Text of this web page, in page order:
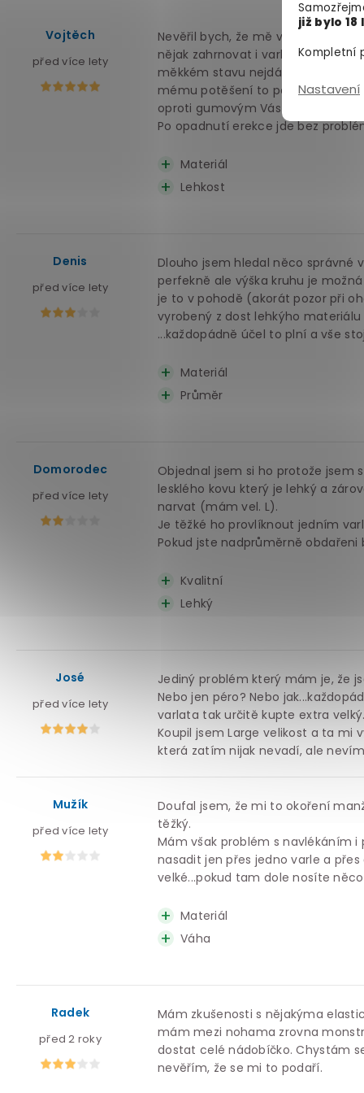
již bylo 18
Kompletní
Nastavení
Vojtěch
před více lety
Nevěřil bych, že mě v mých 67
nějak zahrnovat i varlata. Byl jsem
měkkém stavu nejdále jak to šlo.
mému potěšení to potěšilo i ženu
oproti gumovým Vás nijak netlačí
Po opadnutí erekce jde bez
Materiál
Lehkost
Denis
před více lety
Dlouho jsem hledal něco správné
perfekně ale výška kruhu je
je to v pohodě (akorát pozor při
vyrobený z dost lehkýho
...každopádně účel to plní a vše
Materiál
Průměr
Domorodec
před více lety
Objednal jsem si ho protože jsem
lesklého kovu který je lehký a
narvat (mám vel. L).
Je těžké ho provlíknout jedním
Pokud jste nadprůměrně
Kvalitní
Lehký
José
před více lety
Jediný problém který mám je, že
Nebo jen péro? Nebo
varlata tak určitě kupte extra velký.
Koupil jsem Large velikost a ta mi
která zatím nijak nevadí, ale
Mužík
před více lety
Doufal jsem, že mi to okoření
těžký.
Mám však problém s navlékáním
nasadit jen přes jedno varle a
velké...pokud tam dole nosíte
Materiál
Váha
Radek
před 2 roky
Mám zkušenosti s nějakýma
mám mezi nohama zrovna
dostat celé nádobíčko. Chystám
nevěřím, že se mi to podaří.